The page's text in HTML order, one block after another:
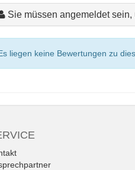
Sie müssen angemeldet
liegen keine Bewertungen zu